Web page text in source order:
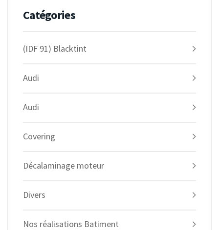
Catégories
(IDF 91) Blacktint
Audi
Audi
Covering
Décalaminage moteur
Divers
Nos réalisations Batiment